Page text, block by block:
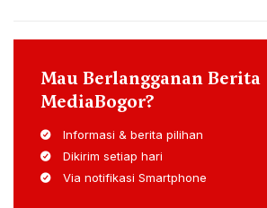
Mau Berlangganan Berita
MediaBogor?
Informasi & berita pilihan
Dikirim setiap hari
Via notifikasi Smartphone